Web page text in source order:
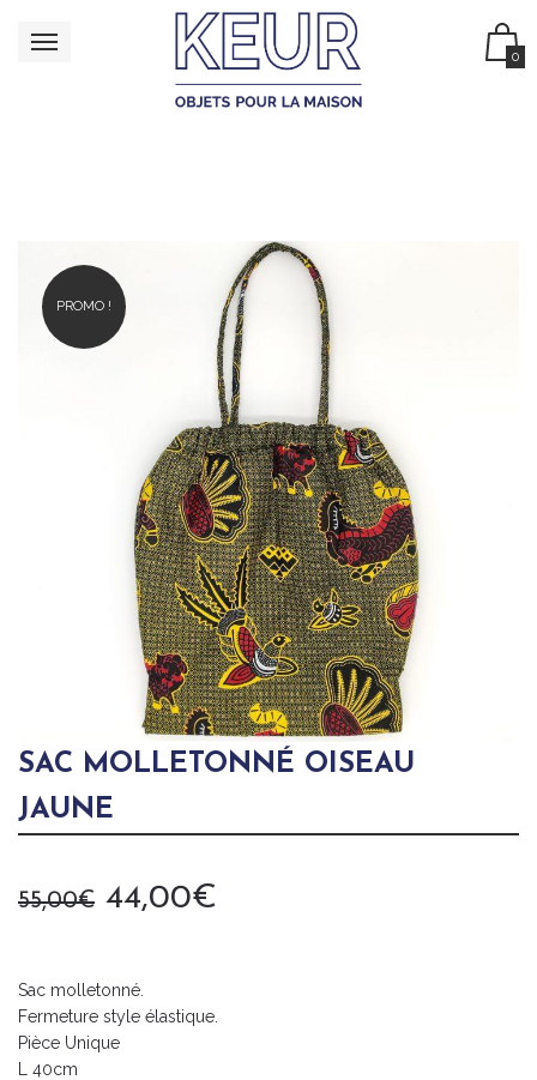
0
PROMO !
SAC MOLLETONNÉ OISEAU
JAUNE
55,00€ Le
était :
55,00€.
44,00€
Sac molletonné.
Fermeture style élastique.
Pièce Unique
L 40cm